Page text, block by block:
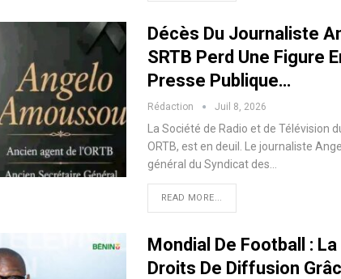
Décès Du Journaliste
SRTB Perd Une Figure
Presse Publique…
Rédaction Juil 8, 2026
La Société de Radio et de Télévision
ORTB, est en deuil. Le journaliste
général du Syndicat des…
READ MORE...
Mondial De Football :
Droits De Diffusion